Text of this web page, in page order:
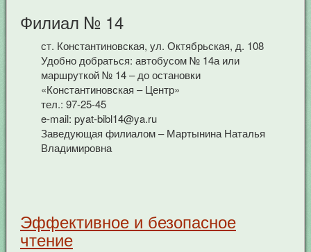
Филиал № 14
ст. Константиновская, ул. Октябрьская, д. 108
Удобно добраться: автобусом № 14а или
маршруткой № 14 – до остановки
«Константиновская – Центр»
тел.: 97-25-45
e-mail: pyat-bibl14@ya.ru
Заведующая филиалом – Мартынина Наталья
Владимировна
Эффективное и безопасное
чтение